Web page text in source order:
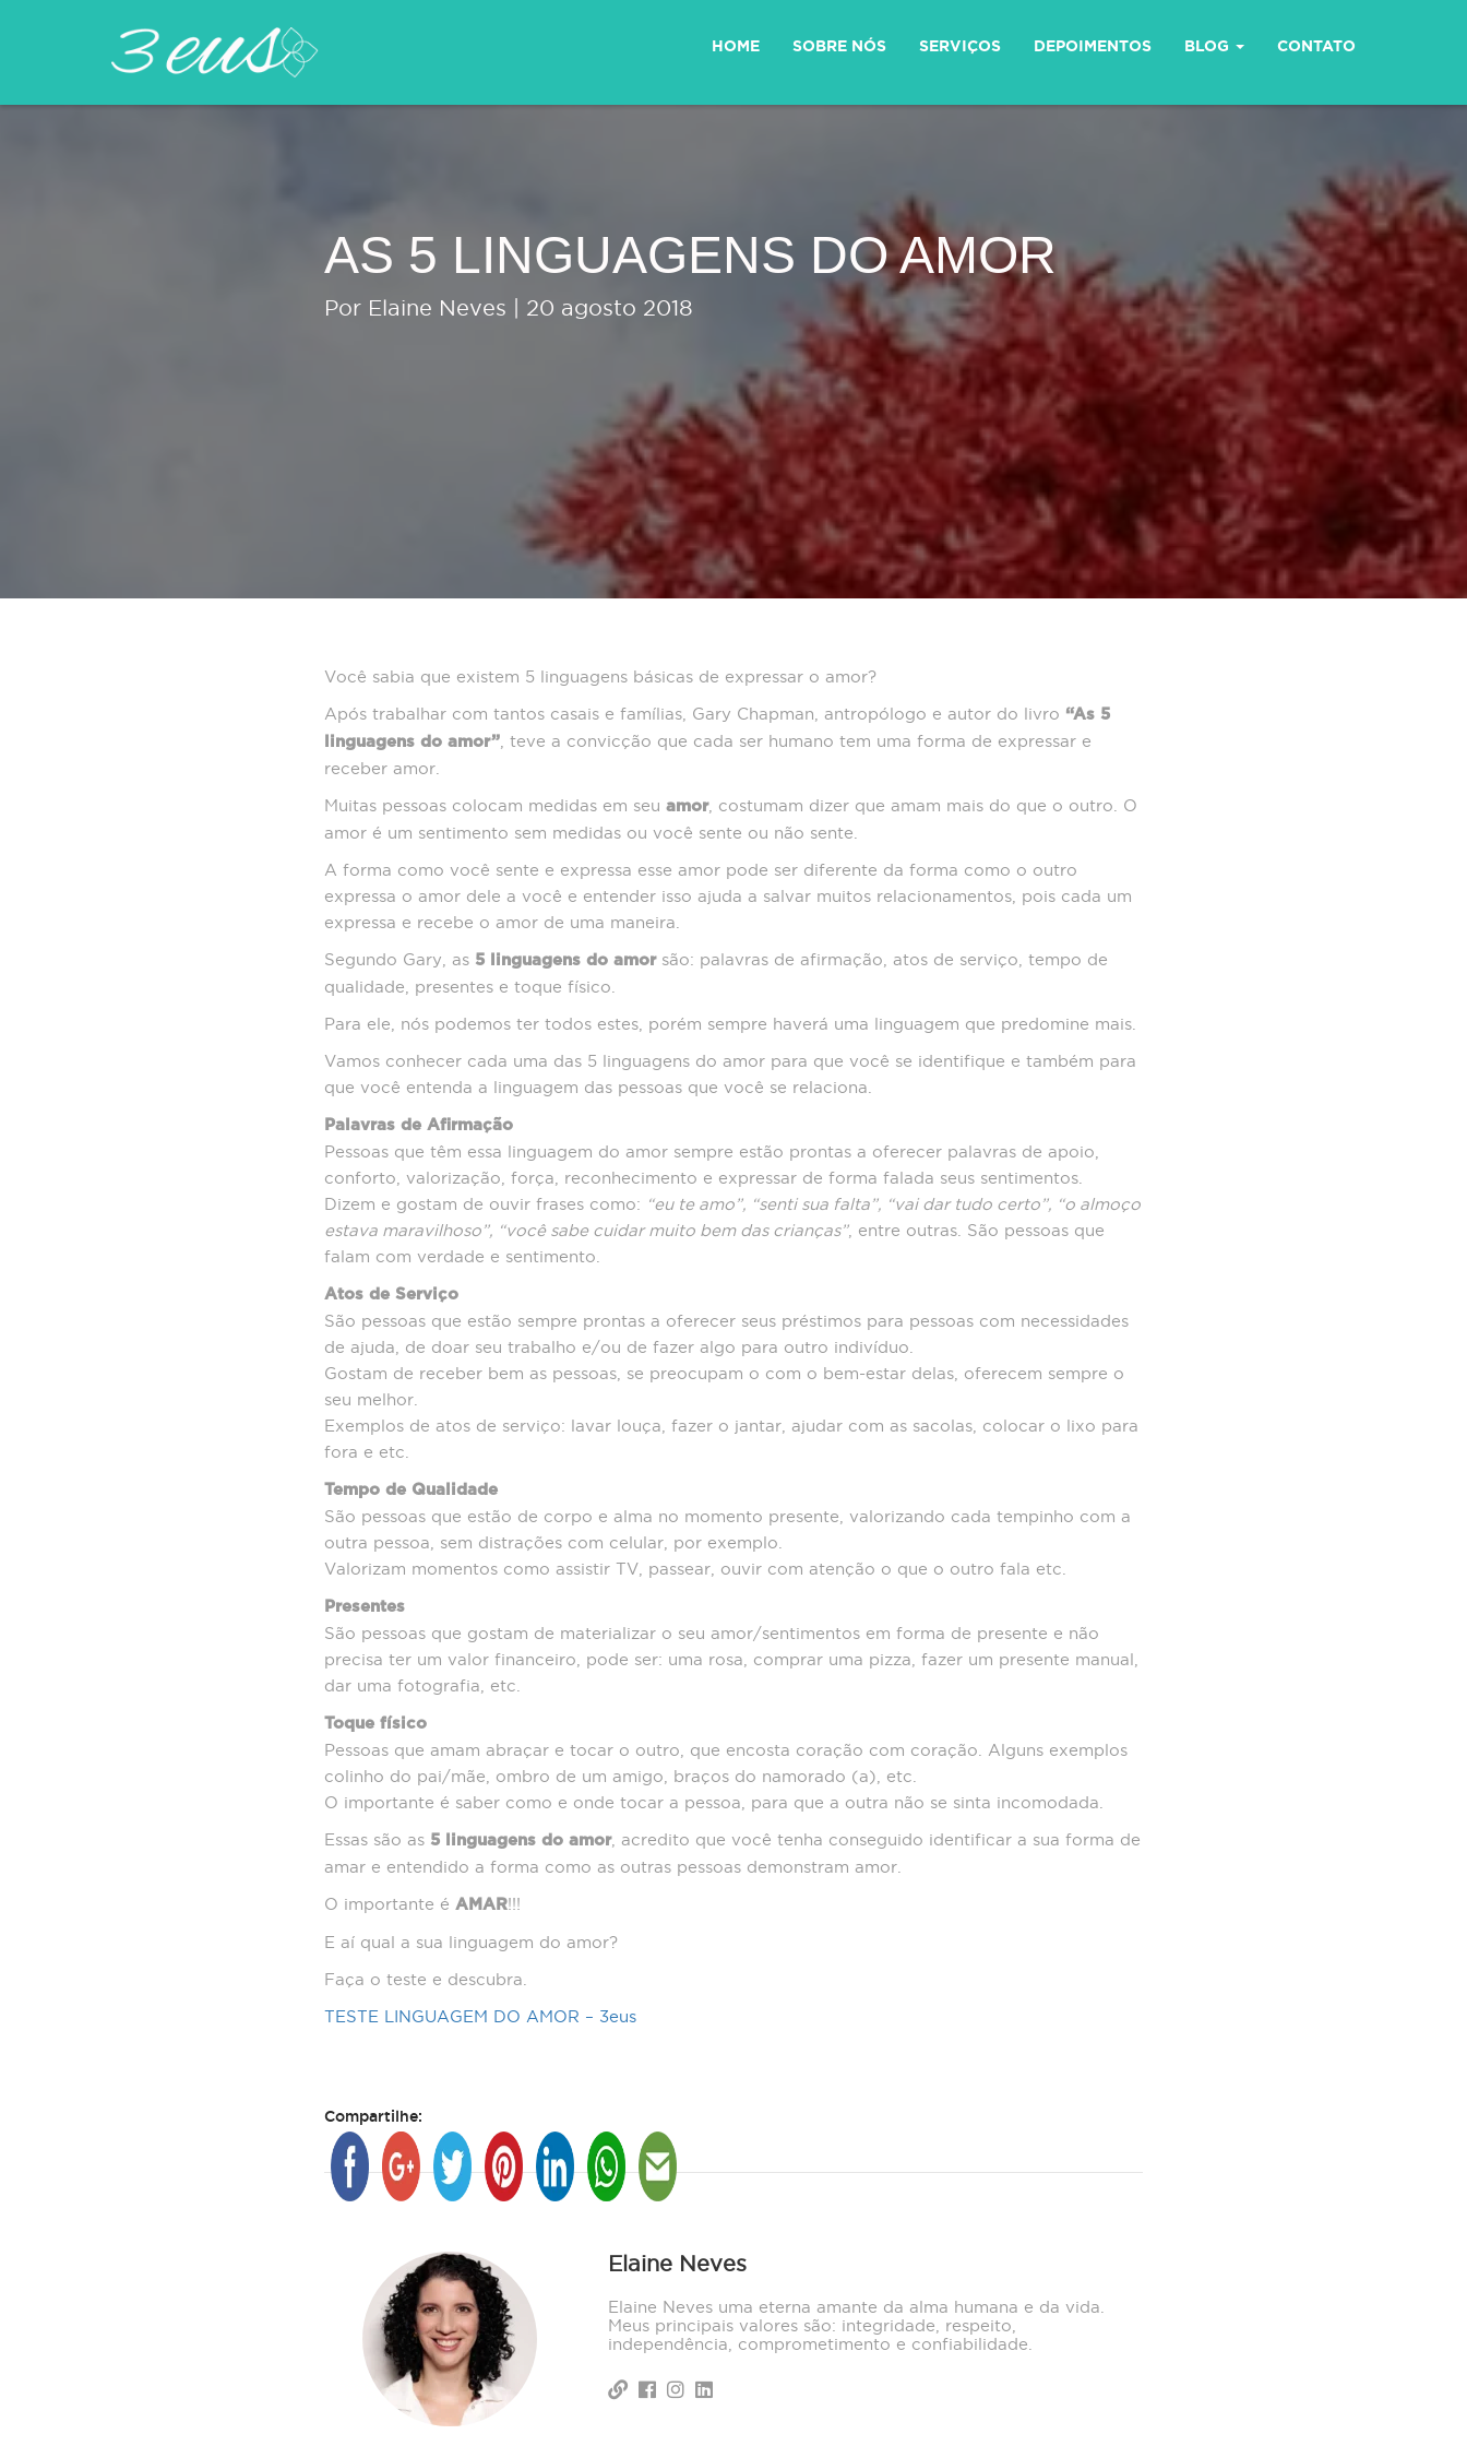
HOME SOBRE NÓS SERVIÇOS DEPOIMENTOS BLOG CONTATO
AS 5 LINGUAGENS DO AMOR
Por Elaine Neves | 20 agosto 2018
Você sabia que existem 5 linguagens básicas de expressar o amor?
Após trabalhar com tantos casais e famílias, Gary Chapman, antropólogo e autor do livro “As 5
linguagens do amor” , teve a convicção que cada ser humano tem uma forma de expressar e
receber amor.
Muitas pessoas colocam medidas em seu amor, costumam dizer que amam mais do que o outro. O
amor é um sentimento sem medidas ou você sente ou não sente.
A forma como você sente e expressa esse amor pode ser diferente da forma como o outro
expressa o amor dele a você e entender isso ajuda a salvar muitos relacionamentos, pois cada um
expressa e recebe o amor de uma maneira.
Segundo Gary, as 5 linguagens do amorsão: palavras de afirmação, atos de serviço, tempo de
qualidade, presentes e toque físico.
Para ele, nós podemos ter todos estes, porém sempre haverá uma linguagem que predomine mais.
Vamos conhecer cada uma das 5 linguagens do amor para que você se identifique e também para
que você entenda a linguagem das pessoas que você se relaciona.
Palavras de Afirmação
Pessoas que têm essa linguagem do amor sempre estão prontas a oferecer palavras de apoio,
conforto, valorização, força, reconhecimento e expressar de forma falada seus sentimentos.
Dizem e gostam de ouvir frases como: “eu te amo”, “senti sua falta”, “vai dar tudo certo”, “o almoço
estava maravilhoso”, “você sabe cuidar muito bem das crianças”, entre outras. São pessoas que
falam com verdade e sentimento.
Atos de Serviço
São pessoas que estão sempre prontas a oferecer seus préstimos para pessoas com necessidades
de ajuda, de doar seu trabalho e/ou de fazer algo para outro indivíduo.
Gostam de receber bem as pessoas, se preocupam o com o bem-estar delas, oferecem sempre o
seu melhor.
Exemplos de atos de serviço: lavar louça, fazer o jantar, ajudar com as sacolas, colocar o lixo para
fora e etc.
Tempo de Qualidade
São pessoas que estão de corpo e alma no momento presente, valorizando cada tempinho com a
outra pessoa, sem distrações com celular, por exemplo.
Valorizam momentos como assistir TV, passear, ouvir com atenção o que o outro fala etc.
Presentes
São pessoas que gostam de materializar o seu amor/sentimentos em forma de presente e não
precisa ter um valor financeiro, pode ser: uma rosa, comprar uma pizza, fazer um presente manual,
dar uma fotografia, etc.
Toque físico
Pessoas que amam abraçar e tocar o outro, que encosta coração com coração. Alguns exemplos
colinho do pai/mãe, ombro de um amigo, braços do namorado (a), etc.
O importante é saber como e onde tocar a pessoa, para que a outra não se sinta incomodada.
Essas são as 5 linguagens do amor, acredito que você tenha conseguido identificar a sua forma de
amar e entendido a forma como as outras pessoas demonstram amor.
O importante é AMAR!!!
E aí qual a sua linguagem do amor?
Faça o teste e descubra.
TESTE LINGUAGEM DO AMOR – 3eus
Compartilhe:
Elaine Neves
Elaine Neves uma eterna amante da alma humana e da vida.
Meus principais valores são: integridade, respeito,
independência, comprometimento e confiabilidade.